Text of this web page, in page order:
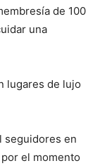
de 100
una
lugares de lujo
seguidores en
el momento